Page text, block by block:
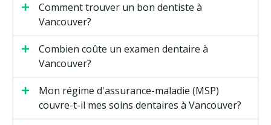
Comment trouver un bon dentiste à
Vancouver?
Combien coûte un examen dentaire à
Vancouver?
Mon régime d'assurance-maladie (MSP)
couvre-t-il mes soins dentaires à Vancouver?